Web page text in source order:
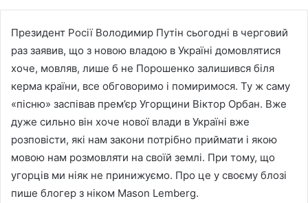
Президент Росії Володимир Путін сьогодні в черговий
раз заявив, що з новою владою в Україні домовлятися
хоче, мовляв, лише б не Порошенко залишився біля
керма країни, все обговоримо і помиримося. Ту ж саму
«пісню» заспівав прем’єр Угорщини Віктор Орбан. Вже
дуже сильно він хоче нової влади в Україні вже
розповісти, які нам закони потрібно приймати і якою
мовою нам розмовляти на своїй землі. При тому, що
угорців ми ніяк не принижуємо. Про це у своєму блозі
пише блогер з ніком Mason Lemberg.